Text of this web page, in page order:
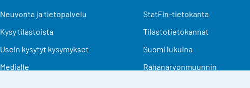
Neuvonta ja tietopalvelu
Kysy tilastoista
Usein kysytyt kysymykset
Medialle
StatFin-tietokanta
Tilastotietokannat
Suomi lukuina
Rahanarvonmuunnin